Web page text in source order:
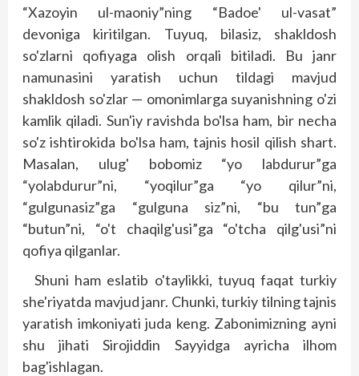
“Xazoyin ul-maoniy”ning “Badoe' ul-vasat”
devoniga kiritilgan. Tuyuq, bilasiz, shakldosh
so'zlarni qofiyaga olish orqali bitiladi. Bu janr
namunasini yaratish uchun tildagi mavjud
shakldosh so'zlar — omonimlarga suyanishning o'zi
kamlik qiladi. Sun'iy ravishda bo'lsa ham, bir necha
so'z ishtirokida bo'lsa ham, tajnis hosil qilish shart.
Masalan, ulug' bobomiz “yo labdurur”ga
“yolabdurur”ni, “yoqilur”ga “yo qilur”ni,
“gulgunasiz”ga “gulguna siz”ni, “bu tun”ga
“butun”ni, “o't chaqilg'usi”ga “o'tcha qilg'usi”ni
qofiya qilganlar.
Shuni ham eslatib o'taylikki, tuyuq faqat turkiy
she'riyatda mavjud janr. Chunki, turkiy tilning tajnis
yaratish imkoniyati juda keng. Zabonimizning ayni
shu jihati Sirojiddin Sayyidga ayricha ilhom
bag'ishlagan.